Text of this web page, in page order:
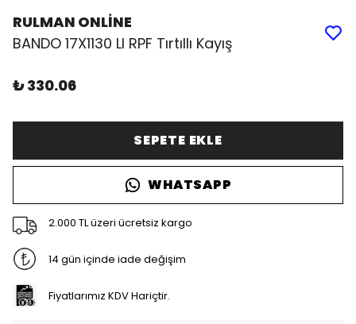
RULMAN ONLİNE
BANDO 17X1130 LI RPF Tırtıllı Kayış
₺ 330.06
SEPETE EKLE
WHATSAPP
2.000 TL üzeri ücretsiz kargo
14 gün içinde iade değişim
Fiyatlarımız KDV Hariçtir.